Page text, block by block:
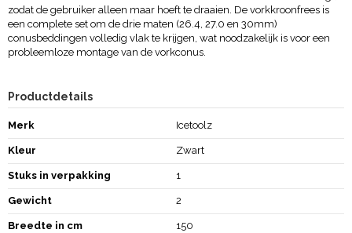
zodat de gebruiker alleen maar hoeft te draaien. De vorkkroonfrees is
een complete set om de drie maten (26.4, 27.0 en 30mm)
conusbeddingen volledig vlak te krijgen, wat noodzakelijk is voor een
probleemloze montage van de vorkconus.
Productdetails
Merk Icetoolz
Kleur Zwart
Stuks in verpakking 1
Gewicht 2
Breedte in cm 150